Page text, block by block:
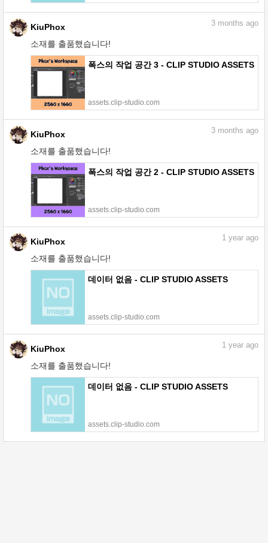
KiuPhox
소재를 출품했습니다!
3 months ago
폭스의 작업 공간 3 - CLIP STUDIO ASSETS
assets.clip-studio.com
KiuPhox
소재를 출품했습니다!
3 months ago
폭스의 작업 공간 2 - CLIP STUDIO ASSETS
assets.clip-studio.com
KiuPhox
소재를 출품했습니다!
1 year ago
데이터 없음 - CLIP STUDIO ASSETS
assets.clip-studio.com
KiuPhox
소재를 출품했습니다!
1 year ago
데이터 없음 - CLIP STUDIO ASSETS
assets.clip-studio.com